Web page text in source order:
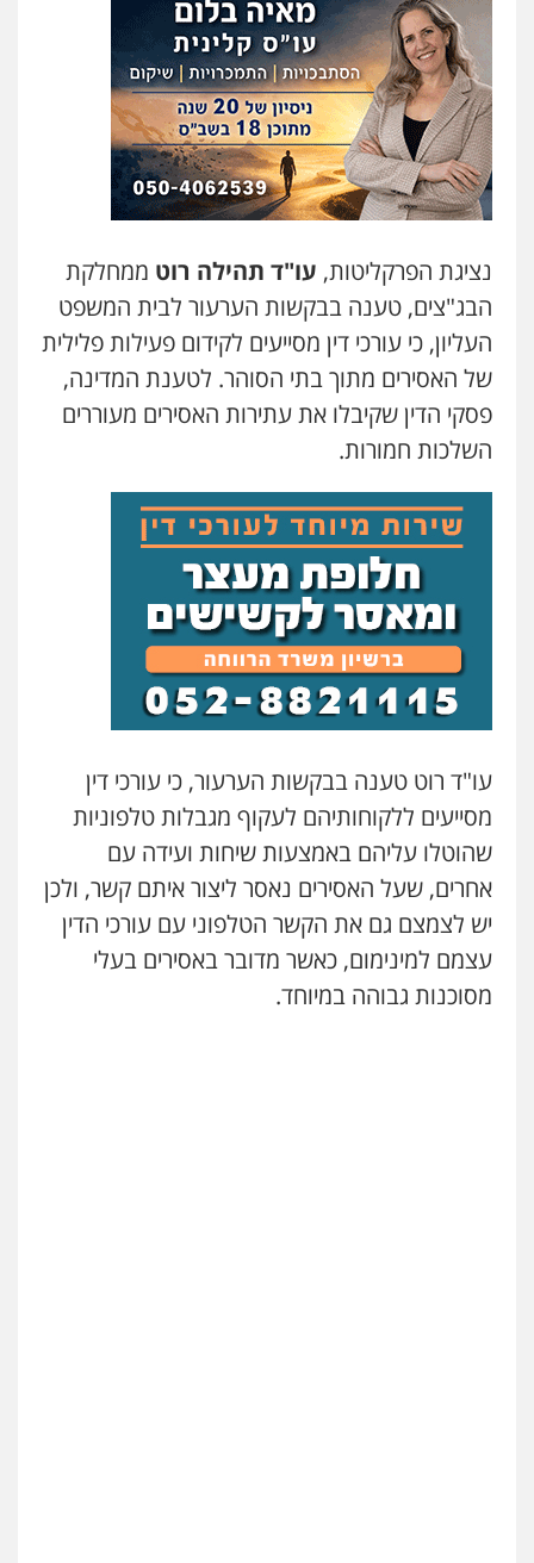
נציגת הפרקליטות, עו"ד תהילה רוט ממחלקת
הבג"צים, טענה בבקשות הערעור לבית המשפט
העליון, כי עורכי דין מסייעים לקידום פעילות פלילית
של האסירים מתוך בתי הסוהר. לטענת המדינה,
פסקי הדין שקיבלו את עתירות האסירים מעוררים
השלכות חמורות.
עו"ד רוט טענה בבקשות הערעור, כי עורכי דין
מסייעים ללקוחותיהם לעקוף מגבלות טלפוניות
שהוטלו עליהם באמצעות שיחות ועידה עם
אחרים, שעל האסירים נאסר ליצור איתם קשר, ולכן
יש לצמצם גם את הקשר הטלפוני עם עורכי הדין
עצמם למינימום, כאשר מדובר באסירים בעלי
מסוכנות גבוהה במיוחד.